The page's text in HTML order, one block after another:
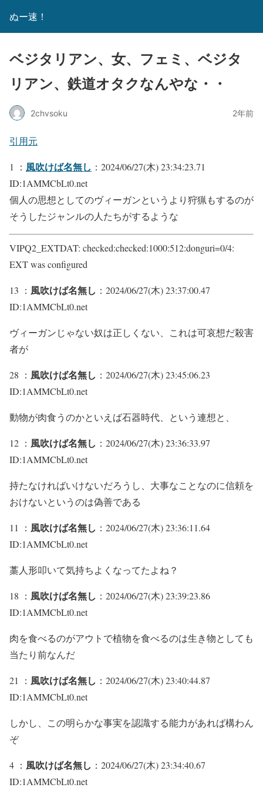
ぬー速！
ベジタリアン、女、フェミ、ベジタ
リアン、鉄道オタクなんやな・・
2chvsoku 2年前
引用元
1 ： 風吹けば名無し ：2024/06/27(木) 23:34:23.71
ID:1AMMCbLt0.net
個人の思想としてのヴィーガンというより狩猟もするのが
そうしたジャンルの人たちがするような
VIPQ2_EXTDAT: checked:checked:1000:512:donguri=0/4:
EXT was configured
13 ： 風吹けば名無し ：2024/06/27(木) 23:37:00.47
ID:1AMMCbLt0.net
ヴィーガンじゃない奴は正しくない、これは可哀想だ殺害
者が
28 ： 風吹けば名無し ：2024/06/27(木) 23:45:06.23
ID:1AMMCbLt0.net
動物が肉食うのかといえば石器時代、という連想と、
12 ： 風吹けば名無し ：2024/06/27(木) 23:36:33.97
ID:1AMMCbLt0.net
持たなければいけないだろうし、大事なことなのに信頼を
おけないというのは偽善である
11 ： 風吹けば名無し ：2024/06/27(木) 23:36:11.64
ID:1AMMCbLt0.net
藁人形叩いて気持ちよくなってたよね？
18 ： 風吹けば名無し ：2024/06/27(木) 23:39:23.86
ID:1AMMCbLt0.net
肉を食べるのがアウトで植物を食べるのは生き物としても
当たり前なんだ
21 ： 風吹けば名無し ：2024/06/27(木) 23:40:44.87
ID:1AMMCbLt0.net
しかし、この明らかな事実を認識する能力があれば構わん
ぞ
4 ： 風吹けば名無し ：2024/06/27(木) 23:34:40.67
ID:1AMMCbLt0.net